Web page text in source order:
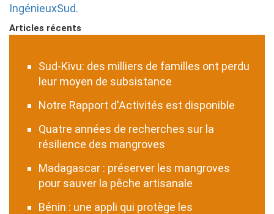
IngénieuxSud.
Articles récents
Sud-Kivu: des milliers de familles ont perdu
leur moyen de subsistance
Notre Rapport d'Activités est disponible
Quatre années de recherches sur la
résilience des mangroves
Madagascar : préserver les mangroves
pour sauver la pêche artisanale
Bénin : une appli qui protège les